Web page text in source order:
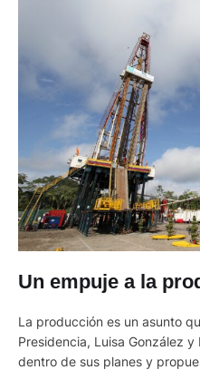
Un empuje a la
La producción es un asunto
Presidencia, Luisa González
dentro de sus planes y